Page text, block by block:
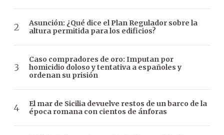
Asunción: ¿Qué dice el Plan Regulador sobre la
altura permitida para los edificios?
Caso compradores de oro: Imputan por
homicidio doloso y tentativa a españoles y
ordenan su prisión
El mar de Sicilia devuelve restos de un barco de la
época romana con cientos de ánforas